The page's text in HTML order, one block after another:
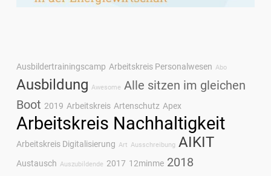
Ausbildertrainingscamp Arbeitskreis Personalwesen Abo
Ausbildung Awesome Alle sitzen im gleichen
Boot 2019 Arbeitskreis Artenschutz Apex
Arbeitskreis Nachhaltigkeit
Arbeitskreis Digitalisierung Art Ausschreibung AIKIT
Austausch Auszubildende 2017 12minme 2018